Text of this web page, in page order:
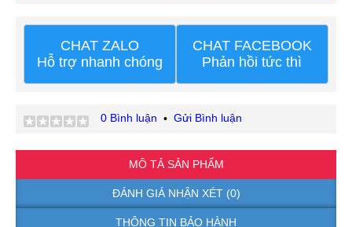
CHAT ZALO
Hỗ trợ nhanh chóng
CHAT FACEBOOK
Phản hồi tức thì
0 Bình luận • Gửi Bình luận
MÔ TẢ SẢN PHẨM
ĐÁNH GIÁ NHẬN XÉT (0)
THÔNG TIN BẢO HÀNH